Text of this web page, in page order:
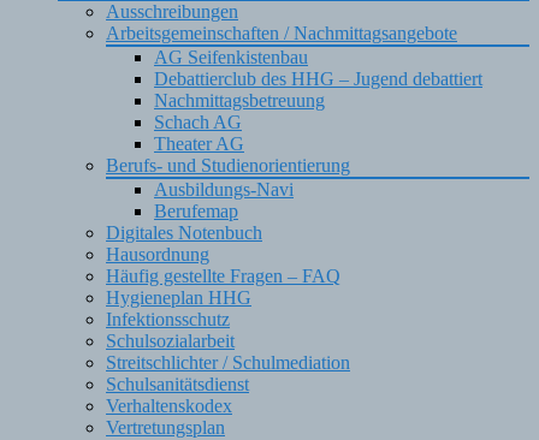
Ausschreibungen
Arbeitsgemeinschaften / Nachmittagsangebote
AG Seifenkistenbau
Debattierclub des HHG – Jugend debattiert
Nachmittagsbetreuung
Schach AG
Theater AG
Berufs- und Studienorientierung
Ausbildungs-Navi
Berufemap
Digitales Notenbuch
Hausordnung
Häufig gestellte Fragen – FAQ
Hygieneplan HHG
Infektionsschutz
Schulsozialarbeit
Streitschlichter / Schulmediation
Schulsanitätsdienst
Verhaltenskodex
Vertretungsplan